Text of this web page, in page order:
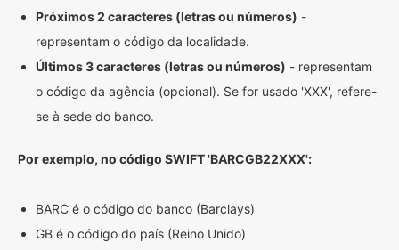
Próximos 2 caracteres (letras ou números) -
representam o código da localidade.
Últimos 3 caracteres (letras ou números) - representam
o código da agência (opcional). Se for usado 'XXX', refere-
se à sede do banco.
Por exemplo, no código SWIFT 'BARCGB22XXX':
BARC é o código do banco (Barclays)
GB é o código do país (Reino Unido)